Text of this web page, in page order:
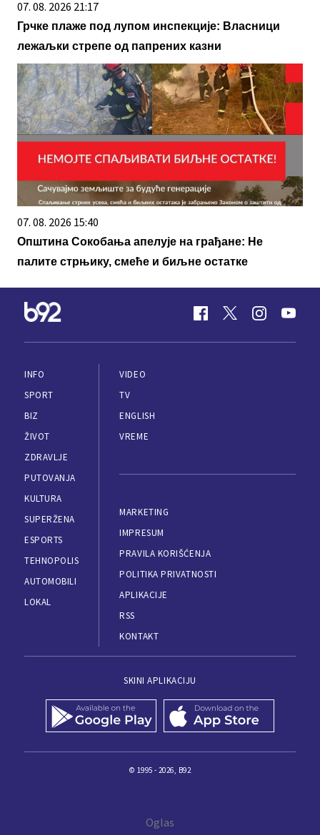
07. 08. 2026 21:17
Грчке плаже под лупом инспекције: Власници
лежаљки стрепе од папрених казни
07. 08. 2026 15:40
Општина Сокобања апелује на грађане: Не
палите стрњику, смеће и биљне остатке
INFO
SPORT
BIZ
ŽIVOT
ZDRAVLJE
PUTOVANJA
KULTURA
SUPERŽENA
ESPORTS
TEHNOPOLIS
AUTOMOBILI
LOKAL
VIDEO
TV
ENGLISH
VREME
MARKETING
IMPRESUM
PRAVILA KORIŠĆENJA
POLITIKA PRIVATNOSTI
APLIKACIJE
RSS
KONTAKT
SKINI APLIKACIJU
© 1995 - 2026, B92